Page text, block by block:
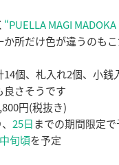
“PUELLA MAGI MADOKA
か所だけ色が違うのも
個、札入れ2個、小銭
良さそうです
円(税抜き)
25日までの期間限定
旬頃を予定